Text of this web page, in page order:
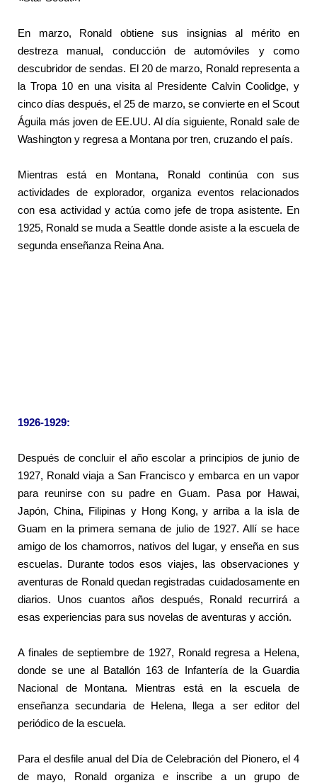
En marzo, Ronald obtiene sus insignias al mérito en
destreza manual, conducción de automóviles y como
descubridor de sendas. El 20 de marzo, Ronald representa a
la Tropa 10 en una visita al Presidente Calvin Coolidge, y
cinco días después, el 25 de marzo, se convierte en el Scout
Águila más joven de EE.UU. Al día siguiente, Ronald sale de
Washington y regresa a Montana por tren, cruzando el país.
Mientras está en Montana, Ronald continúa con sus
actividades de explorador, organiza eventos relacionados
con esa actividad y actúa como jefe de tropa asistente. En
1925, Ronald se muda a Seattle donde asiste a la escuela de
segunda enseñanza Reina Ana.
1926-1929:
Después de concluir el año escolar a principios de junio de
1927, Ronald viaja a San Francisco y embarca en un vapor
para reunirse con su padre en Guam. Pasa por Hawai,
Japón, China, Filipinas y Hong Kong, y arriba a la isla de
Guam en la primera semana de julio de 1927. Allí se hace
amigo de los chamorros, nativos del lugar, y enseña en sus
escuelas. Durante todos esos viajes, las observaciones y
aventuras de Ronald quedan registradas cuidadosamente en
diarios. Unos cuantos años después, Ronald recurrirá a
esas experiencias para sus novelas de aventuras y acción.
A finales de septiembre de 1927, Ronald regresa a Helena,
donde se une al Batallón 163 de Infantería de la Guardia
Nacional de Montana. Mientras está en la escuela de
enseñanza secundaria de Helena, llega a ser editor del
periódico de la escuela.
Para el desfile anual del Día de Celebración del Pionero, el 4
de mayo, Ronald organiza e inscribe a un grupo de